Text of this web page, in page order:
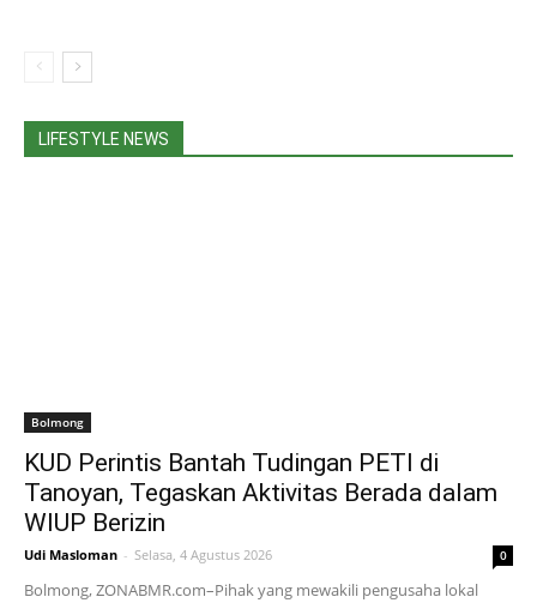
LIFESTYLE NEWS
Bolmong
KUD Perintis Bantah Tudingan PETI di
Tanoyan, Tegaskan Aktivitas Berada dalam
WIUP Berizin
Udi Masloman - Selasa, 4 Agustus 2026 0
Bolmong, ZONABMR.com–Pihak yang mewakili pengusaha lokal